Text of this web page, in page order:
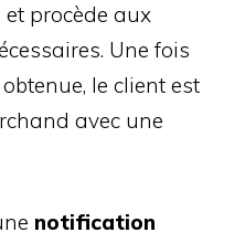
procède aux
Une fois
le client est
avec une
notification